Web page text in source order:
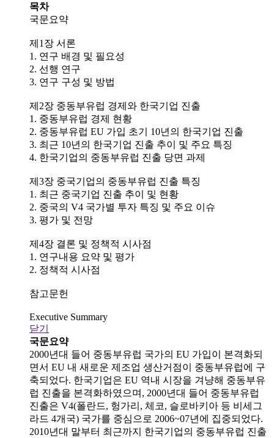
목차
국문요약
제1장 서론
1. 연구 배경 및 필요성
2. 선행 연구
3. 연구 구성 및 방법
제2장 중동부유럽 경제와 한국기업 진출
1. 중동부유럽 경제 현황
2. 중동부유럽 EU 가입 초기 10년의 한국기업 진출
3. 최근 10년의 한국기업 진출 추이 및 주요 특징
4. 한국기업의 중동부유럽 진출 당면 과제
제3장 중국기업의 중동부유럽 진출 특징
1. 최근 중국기업 진출 추이 및 현황
2. 중국의 V4 국가별 투자 특징 및 주요 이슈
3. 평가 및 전망
제4장 결론 및 정책적 시사점
1. 연구내용 요약 및 평가
2. 정책적 시사점
참고문헌
Executive Summary
닫기
국문요약
2000년대 들어 중동부유럽 국가의 EU 가입이 본격화되
면서 EU 내 새로운 제조업 생산거점이 중동부유럽에 구
축되었다. 한국기업은 EU 역내 시장을 겨냥해 중동부유
럽 진출을 본격화하였으며, 2000년대 들어 중동부유럽
진출은 V4(폴란드, 헝가리, 체코, 슬로바키아 등 비세그
라드 4개국) 국가를 중심으로 2006~07년에 집중되었다.
2010년대 말부터 최근까지 한국기업의 중동부유럽 진출